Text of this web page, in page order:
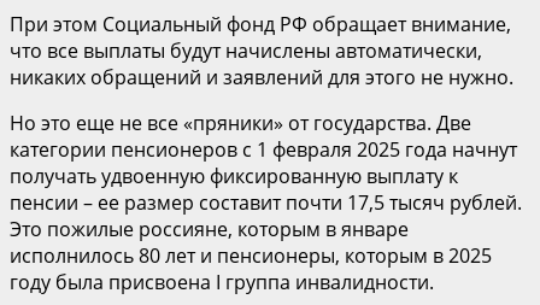
При этом Социальный фонд РФ обращает внимание,
что все выплаты будут начислены автоматически,
никаких обращений и заявлений для этого не нужно.
Но это еще не все «пряники» от государства. Две
категории пенсионеров с 1 февраля 2025 года начнут
получать удвоенную фиксированную выплату к
пенсии – ее размер составит почти 17,5 тысяч рублей.
Это пожилые россияне, которым в январе
исполнилось 80 лет и пенсионеры, которым в 2025
году была присвоена I группа инвалидности.